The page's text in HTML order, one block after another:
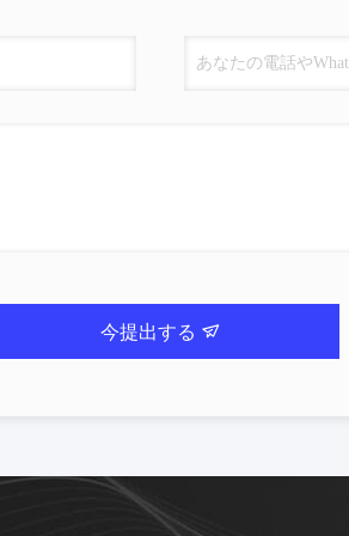
今提出する